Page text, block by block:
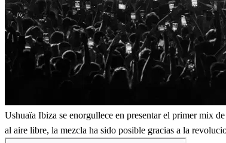
Ushuaïa Ibiza se enorgullece en presentar el primer mix
al aire libre, la mezcla ha sido posible gracias a la